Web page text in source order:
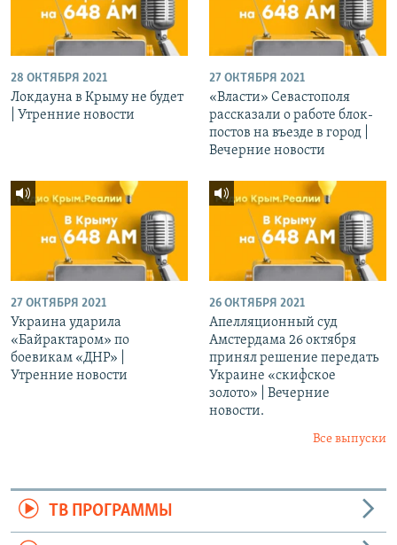
28 ОКТЯБРЯ 2021
Локдауна в Крыму не будет
| Утренние новости
27 ОКТЯБРЯ 2021
«Власти» Севастополя
рассказали о работе блок-
постов на въезде в город |
Вечерние новости
27 ОКТЯБРЯ 2021
Украина ударила
«Байрактаром» по
боевикам «ДНР» |
Утренние новости
26 ОКТЯБРЯ 2021
Апелляционный суд
Амстердама 26 октября
принял решение передать
Украине «скифское
золото» | Вечерние
новости.
Все выпуски
ТВ ПРОГРАММЫ